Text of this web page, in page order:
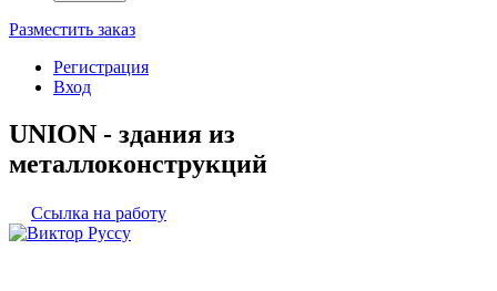
Разместить заказ
Регистрация
Вход
UNION - здания из
металлоконструкций
Ссылка на работу